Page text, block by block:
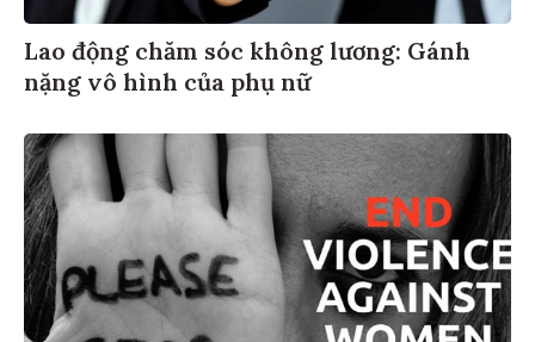
Lao động chăm sóc không lương: Gánh
nặng vô hình của phụ nữ